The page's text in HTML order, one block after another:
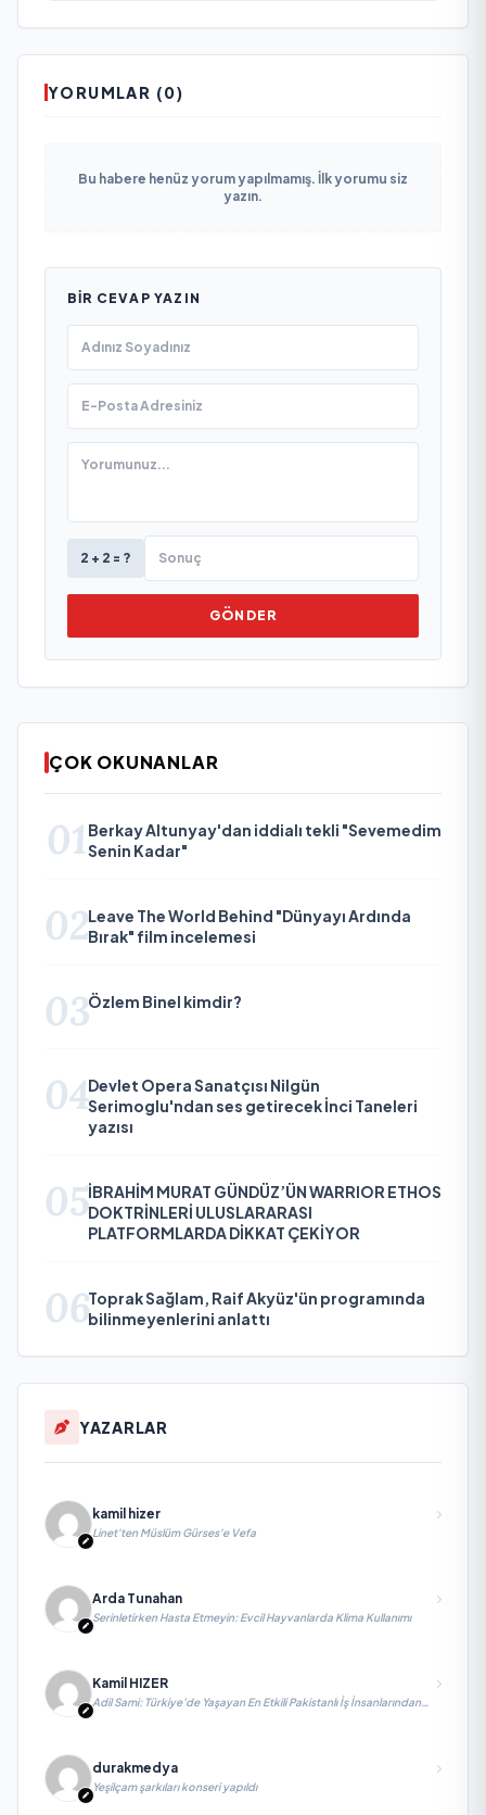
YORUMLAR (0)
Bu habere henüz yorum yapılmamış. İlk yorumu siz
yazın.
BIR CEVAP YAZIN
2 + 2 = ?
GÖNDER
ÇOK OKUNANLAR
01 Berkay Altunyay'dan iddialı tekli "Sevemedim
Senin Kadar"
02Leave The World Behind "Dünyayı Ardında
Bırak" film incelemesi
03Özlem Binel kimdir?
04Devlet Opera Sanatçısı Nilgün
Serimoglu'ndan ses getirecek İnci Taneleri
yazısı
05İBRAHİM MURAT GÜNDÜZ’ÜN WARRIOR ETHOS
DOKTRİNLERİ ULUSLARARASI
PLATFORMLARDA DİKKAT ÇEKİYOR
06Toprak Sağlam, Raif Akyüz'ün programında
bilinmeyenlerini anlattı
YAZARLAR
kamil hizer
Linet'ten Müslüm Gürses'e Vefa
Arda Tunahan
Serinletirken Hasta Etmeyin: Evcil Hayvanlarda Klima Kullanımı
Kamil HIZER
Adil Sami: Türkiye’de Yaşayan En Etkili Pakistanlı İş İnsanlarından
durakmedya
Yeşilçam şarkıları konseri yapıldı